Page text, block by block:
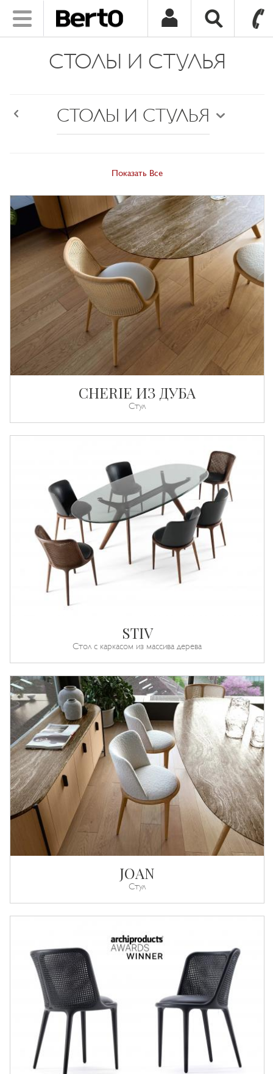
Toggle
navigation
СТОЛЫ И СТУЛЬЯ
СТОЛЫ И СТУЛЬЯ
Показать Все
CHERIE ИЗ ДУБА
Стул
STIV
Стол с каркасом из массива дерева
JOAN
Стул